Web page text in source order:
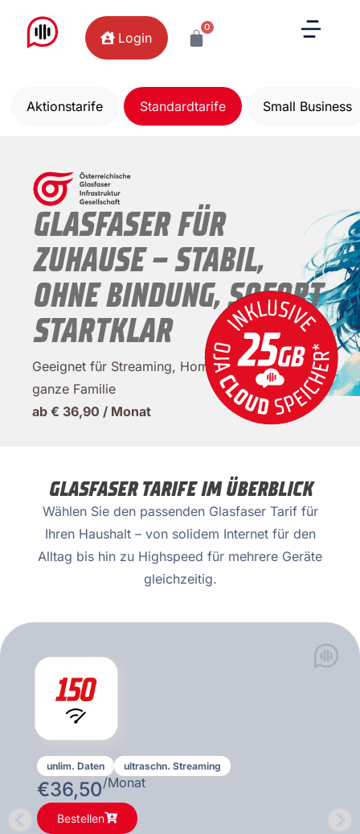
Login
0
Aktionstarife Standardtarife Small Business
GLASFASER FÜR
ZUHAUSE – STABIL,
OHNE BINDUNG, SOFORT
STARTKLAR
Geeignet für Streaming, Homeoffice und die
ganze Familie
ab € 36,90 / Monat
GLASFASER TARIFE IM ÜBERBLICK
Wählen Sie den passenden Glasfaser Tarif für
Ihren Haushalt – von solidem Internet für den
Alltag bis hin zu Highspeed für mehrere Geräte
gleichzeitig.
unlim. Daten ultraschn. Streaming
€36,50/Monat
Bestellen